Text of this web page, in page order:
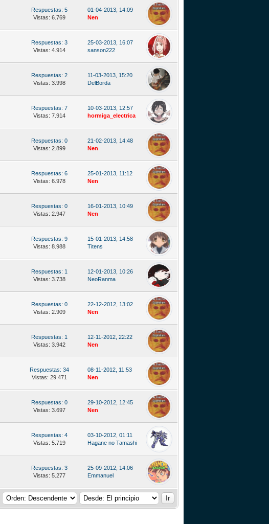
Respuestas: 5
Vistas: 6.769
01-04-2013, 14:09
Nen
Respuestas: 3
Vistas: 4.914
25-03-2013, 16:07
sanson222
Respuestas: 2
Vistas: 3.998
11-03-2013, 15:20
DelBorda
Respuestas: 7
Vistas: 7.914
10-03-2013, 12:57
hormiga_electrica
Respuestas: 0
Vistas: 2.899
21-02-2013, 14:48
Nen
Respuestas: 6
Vistas: 6.978
25-01-2013, 11:12
Nen
Respuestas: 0
Vistas: 2.947
16-01-2013, 10:49
Nen
Respuestas: 9
Vistas: 8.988
15-01-2013, 14:58
Titens
Respuestas: 1
Vistas: 3.738
12-01-2013, 10:26
NeoRanma
Respuestas: 0
Vistas: 2.909
22-12-2012, 13:02
Nen
Respuestas: 1
Vistas: 3.942
12-11-2012, 22:22
Nen
Respuestas: 34
Vistas: 29.471
08-11-2012, 11:53
Nen
Respuestas: 0
Vistas: 3.697
29-10-2012, 12:45
Nen
Respuestas: 4
Vistas: 5.719
03-10-2012, 01:11
Hagane no Tamashi
Respuestas: 3
Vistas: 5.277
25-09-2012, 14:06
Emmanuel